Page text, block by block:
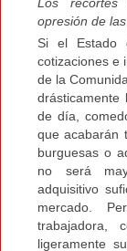
Los recortes
opresión de
Si el Estado
cotizaciones e
de la
de día,
que acabarán
burguesas o
no será
adquisitivo
mercado.
trabajadora,
ligeramente